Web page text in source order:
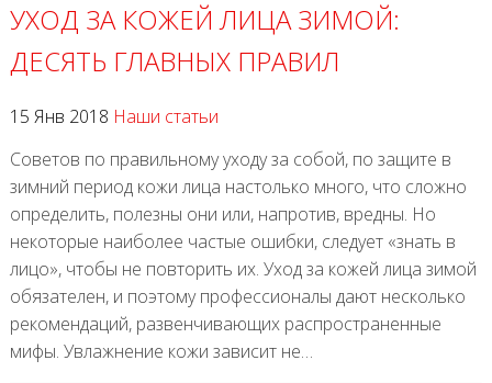
УХОД ЗА КОЖЕЙ ЛИЦА ЗИМОЙ:
ДЕСЯТЬ ГЛАВНЫХ ПРАВИЛ
15 Янв 2018 Наши статьи
Советов по правильному уходу за собой, по защите в
зимний период кожи лица настолько много, что сложно
определить, полезны они или, напротив, вредны. Но
некоторые наиболее частые ошибки, следует «знать в
лицо», чтобы не повторить их. Уход за кожей лица зимой
обязателен, и поэтому профессионалы дают несколько
рекомендаций, развенчивающих распространенные
мифы. Увлажнение кожи зависит не…